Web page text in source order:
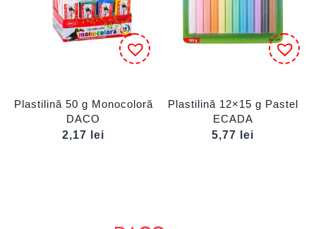
Plastilină 50 g Monocoloră
DACO
2,17
lei
Plastilină 12×15 g Pastel
ECADA
5,77
lei